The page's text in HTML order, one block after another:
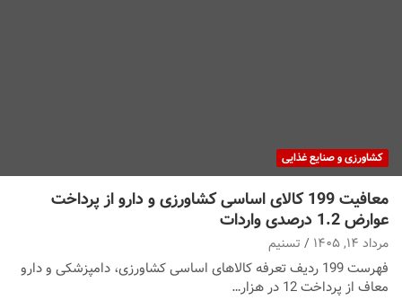
کشاورزی و صنایع غذایی
معافیت 199 کالای اساسی کشاورزی و دارو از پرداخت
عوارض 1.2 درصدی واردات
مرداد ۱۴, ۱۴۰۵ تسنیم
فهرست 199 ردیف تعرفه کالاهای اساسی کشاورزی، دامپزشکی و دارو
معاف از پرداخت 12 در هزار…